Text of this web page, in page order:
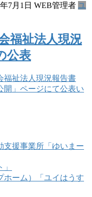
7月1日 WEB管理者 ユ
福祉法人現況
公表
福祉法人現況報告書
開」ページにて公表い
支援事業所「ゆいまー
ホーム）「ユイはうす